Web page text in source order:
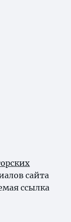
сайта
ссылка